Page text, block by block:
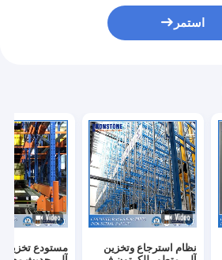
استمر
نظام استرجاع وتخزين
مستودع تخزين